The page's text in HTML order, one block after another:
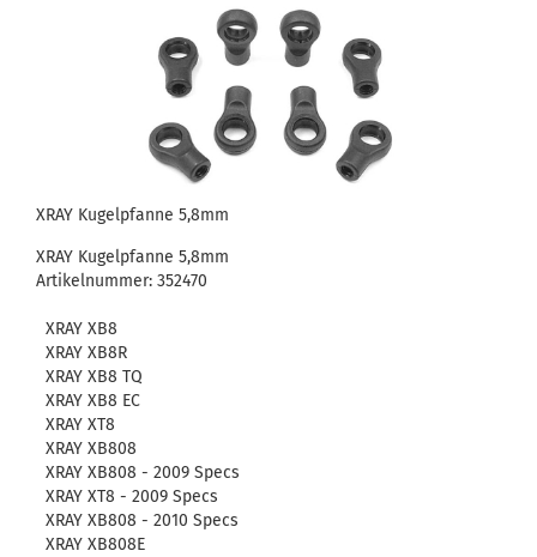
XRAY Kugelpfanne 5,8mm
XRAY Kugelpfanne 5,8mm
Artikelnummer: 352470
XRAY XB8
XRAY XB8R
XRAY XB8 TQ
XRAY XB8 EC
XRAY XT8
XRAY XB808
XRAY XB808 - 2009 Specs
XRAY XT8 - 2009 Specs
XRAY XB808 - 2010 Specs
XRAY XB808E